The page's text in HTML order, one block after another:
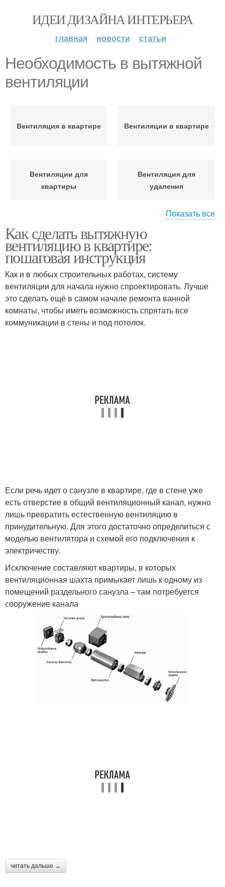
ИДЕИ ДИЗАЙНА ИНТЕРЬЕРА
главная новости статьи
Необходимость в вытяжной
вентиляции
Вентиляция в квартире Вентиляции в квартире
Вентиляции для
квартиры
Вентиляция для
удаления
вытяжной вентиляции
Вытяжные каналы
Показать все
Как сделать вытяжную
вентиляцию в квартире:
пошаговая инструкция
Как и в любых строительных работах, систему
вентиляции для начала нужно спроектировать. Лучше
это сделать ещё в самом начале ремонта ванной
комнаты, чтобы иметь возможность спрятать все
коммуникации в стены и под потолок.
Если речь идет о санузле в квартире, где в стене уже
есть отверстие в общий вентиляционный канал, нужно
лишь превратить естественную вентиляцию в
принудительную. Для этого достаточно определиться с
моделью вентилятора и схемой его подключения к
электричеству.
Исключение составляют квартиры, в которых
вентиляционная шахта примыкает лишь к одному из
помещений раздельного санузла – там потребуется
сооружение канала
читать дальше →